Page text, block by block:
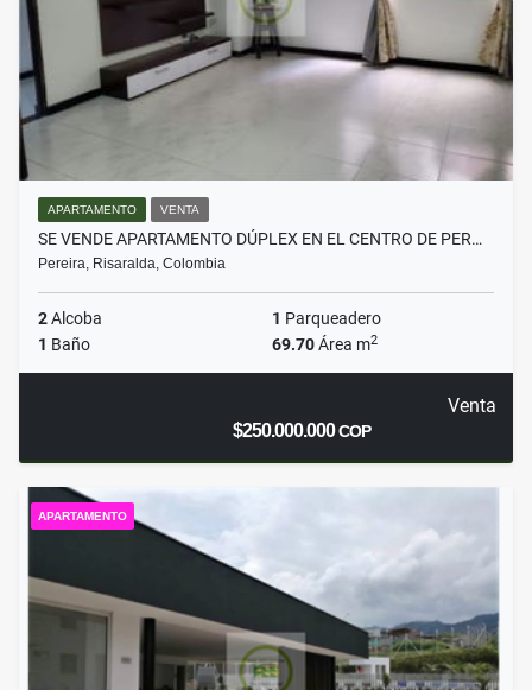
APARTAMENTO VENTA
SE VENDE APARTAMENTO DÚPLEX EN EL CENTRO DE PER…
Pereira, Risaralda, Colombia
2Alcoba 1 Parqueadero
1 Baño 69.70Área m2
Venta
$250.000.000COP
APARTAMENTO